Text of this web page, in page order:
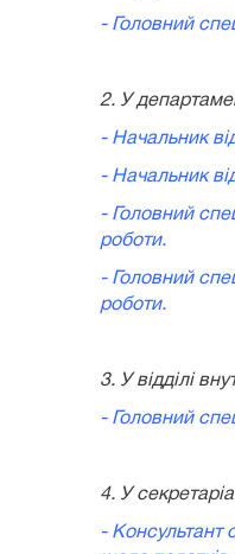
- Головний
2. У
- Начальник
- Начальник
- Головний
роботи.
- Головний
роботи.
3. У відділі
- Головний
4. У
- Консультант